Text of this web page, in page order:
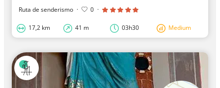
Ruta de senderismo · 0 ·
17,2 km 41 m 03h30 Medium